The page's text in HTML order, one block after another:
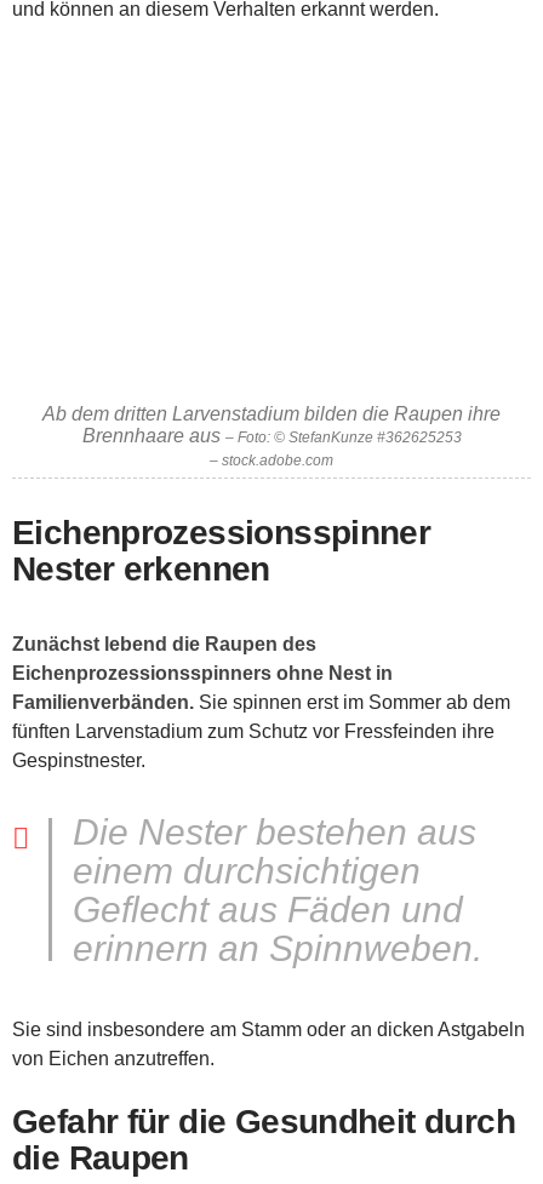
und können an diesem Verhalten erkannt werden.
Ab dem dritten Larvenstadium bilden die Raupen ihre
Brennhaare aus – Foto: © StefanKunze #362625253
– stock.adobe.com
Eichenprozessionsspinner
Nester erkennen
Zunächst lebend die Raupen des
Eichenprozessionsspinners ohne Nest in
Familienverbänden. Sie spinnen erst im Sommer ab dem
fünften Larvenstadium zum Schutz vor Fressfeinden ihre
Gespinstnester.
Die Nester bestehen aus
einem durchsichtigen
Geflecht aus Fäden und
erinnern an Spinnweben.
Sie sind insbesondere am Stamm oder an dicken Astgabeln
von Eichen anzutreffen.
Gefahr für die Gesundheit durch
die Raupen